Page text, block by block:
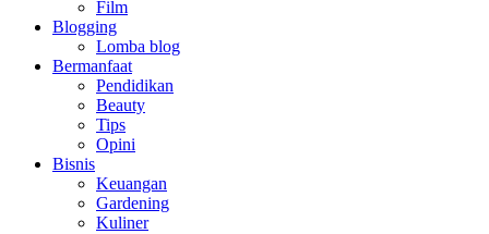
Film
Blogging
Lomba blog
Bermanfaat
Pendidikan
Beauty
Tips
Opini
Bisnis
Keuangan
Gardening
Kuliner